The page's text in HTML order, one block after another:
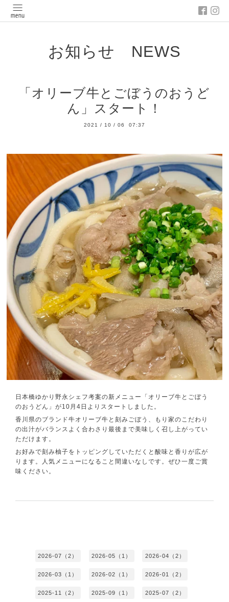
お知らせ NEWS
「オリーブ牛とごぼうのおうど
ん」スタート！
2021 / 10 / 06 07:37
日本橋ゆかり野永シェフ考案の新メニュー「オリーブ牛とごぼう
のおうどん」が10月4日よりスタートしました。
香川県のブランド牛オリーブ牛と刻みごぼう、もり家のこだわり
の出汁がバランスよく合わさり最後まで美味しく召し上がってい
ただけます。
お好みで刻み柚子をトッピングしていただくと酸味と香りが広が
ります。人気メニューになること間違いなしです。ぜひ一度ご賞
味ください。
2026-07（2） 2026-05（1） 2026-04（2）
2026-03（1） 2026-02（1） 2026-01（2）
2025-11（2） 2025-09（1） 2025-07（2）